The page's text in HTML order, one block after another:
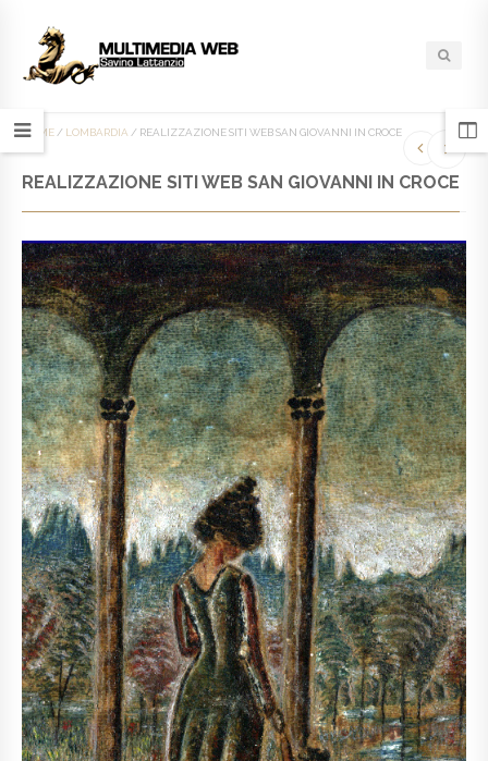
HOME / LOMBARDIA / REALIZZAZIONE SITI WEB SAN GIOVANNI IN CROCE
REALIZZAZIONE SITI WEB SAN GIOVANNI IN CROCE